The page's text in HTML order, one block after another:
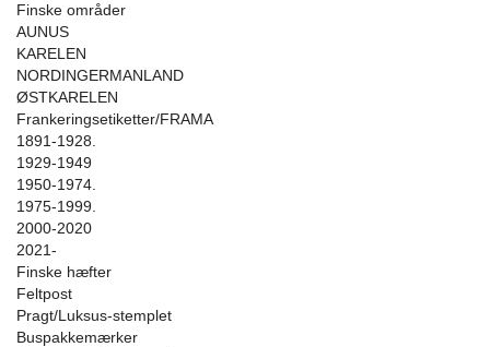
Finske områder
AUNUS
KARELEN
NORDINGERMANLAND
ØSTKARELEN
Frankeringsetiketter/FRAMA
1891-1928.
1929-1949
1950-1974.
1975-1999.
2000-2020
2021-
Finske hæfter
Feltpost
Pragt/Luksus-stemplet
Buspakkemærker